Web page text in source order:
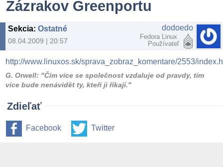
Zázrakov Greenportu
Sekcia: Ostatné
08.04.2009 | 20:57
dodoedo
Fedora Linux
Používateľ
http://www.linuxos.sk/sprava_zobraz_komentare/2553/
G. Orwell: "Čím více se společnost vzdaluje od pravdy, tím
více bude nenávidět ty, kteří ji říkají."
Zdieľať
Facebook Twitter